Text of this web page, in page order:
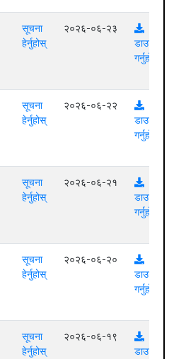
सूचना
हेर्नुहोस्
२०२६-०६-२३
डाउनलोड
गर्नुहोस्
सूचना
हेर्नुहोस्
२०२६-०६-२२
डाउनलोड
गर्नुहोस्
सूचना
हेर्नुहोस्
२०२६-०६-२१
डाउनलोड
गर्नुहोस्
सूचना
हेर्नुहोस्
२०२६-०६-२०
डाउनलोड
गर्नुहोस्
सूचना
हेर्नुहोस्
२०२६-०६-१९
डाउनलोड